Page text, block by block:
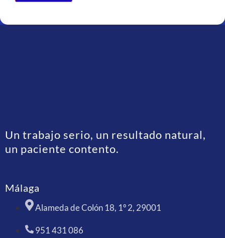
Un trabajo serio, un resultado natural,
un paciente contento.
Málaga
Alameda de Colón 18, 1º 2, 29001
951 431 086